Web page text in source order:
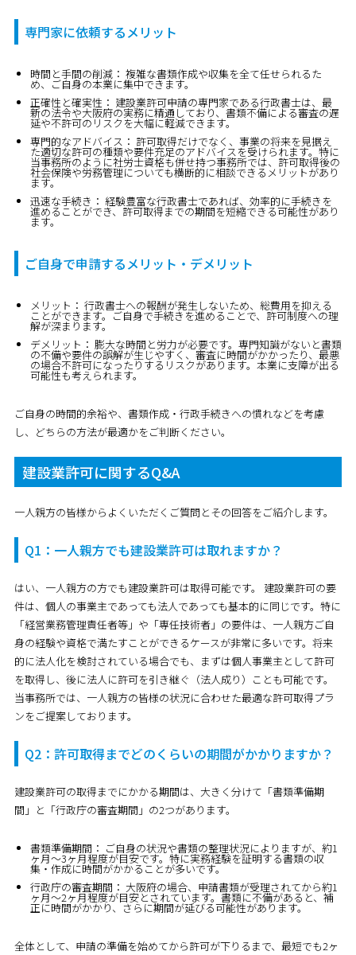
専門家に依頼するメリット
時間と手間の削減： 複雑な書類作成や収集を全て任せられるた
め、ご自身の本業に集中できます。
正確性と確実性： 建設業許可申請の専門家である行政書士は、最
新の法令や大阪府の実務に精通しており、書類不備による審査の遅
延や不許可のリスクを大幅に軽減できます。
専門的なアドバイス： 許可取得だけでなく、事業の将来を見据え
た適切な許可の種類や要件充足のアドバイスを受けられます。特に
当事務所のように社労士資格も併せ持つ事務所では、許可取得後の
社会保険や労務管理についても横断的に相談できるメリットがあり
ます。
迅速な手続き： 経験豊富な行政書士であれば、効率的に手続きを
進めることができ、許可取得までの期間を短縮できる可能性があり
ます。
ご自身で申請するメリット・デメリット
メリット： 行政書士への報酬が発生しないため、総費用を抑える
ことができます。ご自身で手続きを進めることで、許可制度への理
解が深まります。
デメリット： 膨大な時間と労力が必要です。専門知識がないと書類
の不備や要件の誤解が生じやすく、審査に時間がかかったり、最悪
の場合不許可になったりするリスクがあります。本業に支障が出る
可能性も考えられます。
ご自身の時間的余裕や、書類作成・行政手続きへの慣れなどを考慮
し、どちらの方法が最適かをご判断ください。
建設業許可に関するQ&A
一人親方の皆様からよくいただくご質問とその回答をご紹介します。
Q1：一人親方でも建設業許可は取れますか？
はい、 一人親方の方でも建設業許可は取得可能です。
建設業許可の要
件は、個人の事業主であっても法人であっても基本的に同じです。特に
「経営業務管理責任者等」や「専任技術者」の要件は、一人親方ご自
身の経験や資格で満たすことができるケースが非常に多いです。将来
的に法人化を検討されている場合でも、まずは個人事業主として許可
を取得し、後に法人に許可を引き継ぐ（法人成り）ことも可能です。
当事務所では、一人親方の皆様の状況に合わせた最適な許可取得プラ
ンをご提案しております。
Q2：許可取得までどのくらいの期間がかかりますか？
建設業許可の取得までにかかる期間は、大きく分けて「書類準備期
間」と「行政庁の審査期間」の2つがあります。
書類準備期間： ご自身の状況や書類の整理状況によりますが、 約1
ヶ月〜3ヶ月程度が目安です。特に実務経験を証明する書類の収
集・作成に時間がかかることが多いです。
行政庁の審査期間： 大阪府の場合、申請書類が受理されてから約1
ヶ月〜2ヶ月程度が目安とされています。書類に不備があると、補
正に時間がかかり、さらに期間が延びる可能性があります。
全体として、 申請の準備を始めてから許可が下りるまで、最短でも2ヶ